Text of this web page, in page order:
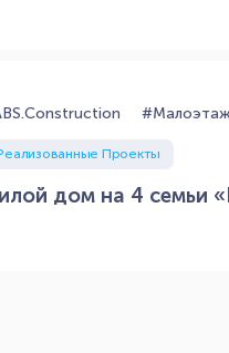
Проекты
дом на 4 семьи